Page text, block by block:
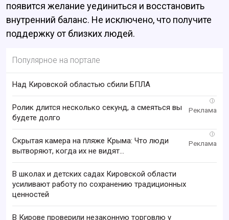
появится желание уединиться и восстановить
внутренний баланс. Не исключено, что получите
поддержку от близких людей.
Популярное на портале
Над Кировской областью сбили БПЛА
i
Ролик длится несколько секунд, а смеяться вы
будете долго
i
Скрытая камера на пляже Крыма: Что люди
вытворяют, когда их не видят...
В школах и детских садах Кировской области
усиливают работу по сохранению традиционных
ценностей
В Кирове проверили незаконную торговлю у